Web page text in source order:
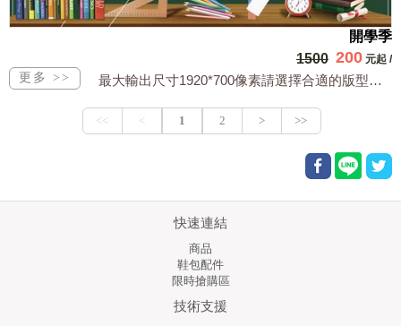
開學季
1500 200 元起 /
最大輸出尺寸1920*700像素請選擇合適的版型，文字或相關商品圖須由買方提供文...
快速連結
商品
鞋包配件
限時搶購區
技術支援